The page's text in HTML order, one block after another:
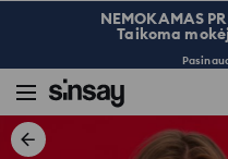
NEMOKAMAS
Taikoma